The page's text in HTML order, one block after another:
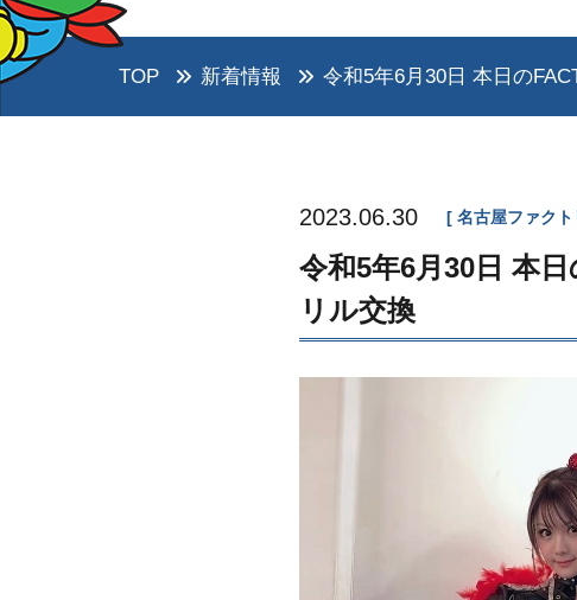
TOP 新着情報 令和5年6月30日 本日の
2023.06.30 名古屋ファクト
令和5年6月30日 本
リル交換